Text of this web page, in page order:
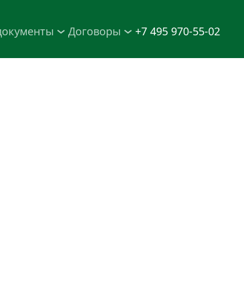
Договоры +7 495 970-55-02